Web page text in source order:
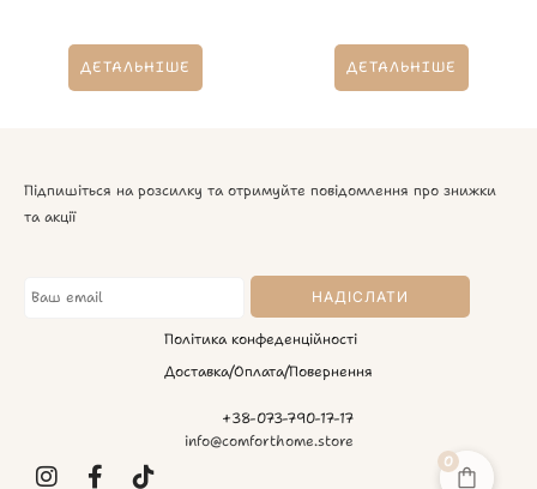
ДЕТАЛЬНІШЕ ДЕТАЛЬНІШЕ
Підпишіться на розсилку та отримуйте повідомлення про знижки
та акції
Політика конфеденційності
Доставка/Оплата/Повернення
+38-073-790-17-17
info@comforthome.store
0